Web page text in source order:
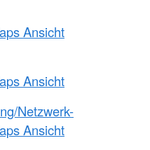
Ansicht
Ansicht
Netzwerk-
Ansicht